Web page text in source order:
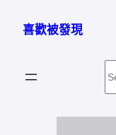
喜歡被發現